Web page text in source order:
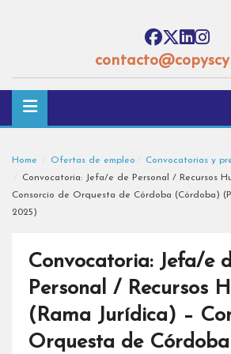
Home Ofertas de empleo
Convocatorias y
Convocatoria: Jefa/e de Personal / Recursos
Consorcio de Orquesta de Córdoba (Córdoba)
2025)
Convocatoria: Jefa/e
Personal / Recursos
(Rama Jurídica) –
Orquesta de Córdoba